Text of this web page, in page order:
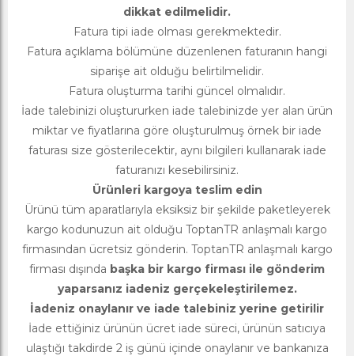
dikkat edilmelidir.
Fatura tipi iade olması gerekmektedir.
Fatura açıklama bölümüne düzenlenen faturanın hangi
siparişe ait olduğu belirtilmelidir.
Fatura oluşturma tarihi güncel olmalıdır.
İade talebinizi oluştururken iade talebinizde yer alan ürün
miktar ve fiyatlarına göre oluşturulmuş örnek bir iade
faturası size gösterilecektir, aynı bilgileri kullanarak iade
faturanızı kesebilirsiniz.
Ürünleri kargoya teslim edin
Ürünü tüm aparatlarıyla eksiksiz bir şekilde paketleyerek
kargo kodunuzun ait olduğu ToptanTR anlaşmalı kargo
firmasından ücretsiz gönderin. ToptanTR anlaşmalı kargo
firması dışında başka bir kargo firması ile gönderim
yaparsanız iadeniz gerçekeleştirilemez.
İadeniz onaylanır ve iade talebiniz yerine getirilir
İade ettiğiniz ürünün ücret iade süreci, ürünün satıcıya
ulaştığı takdirde 2 iş günü içinde onaylanır ve bankanıza